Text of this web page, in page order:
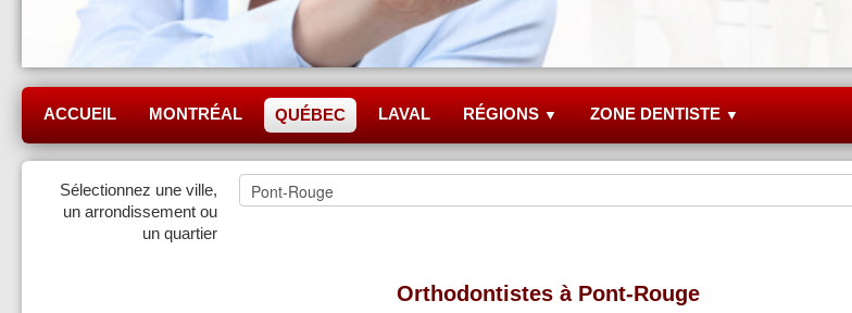
ACCUEIL MONTRÉAL QUÉBEC LAVAL RÉGIONS ▼ ZONE DENTISTE ▼
Sélectionnez une ville,
un arrondissement ou
un quartier
Orthodontistes à Pont-Rouge